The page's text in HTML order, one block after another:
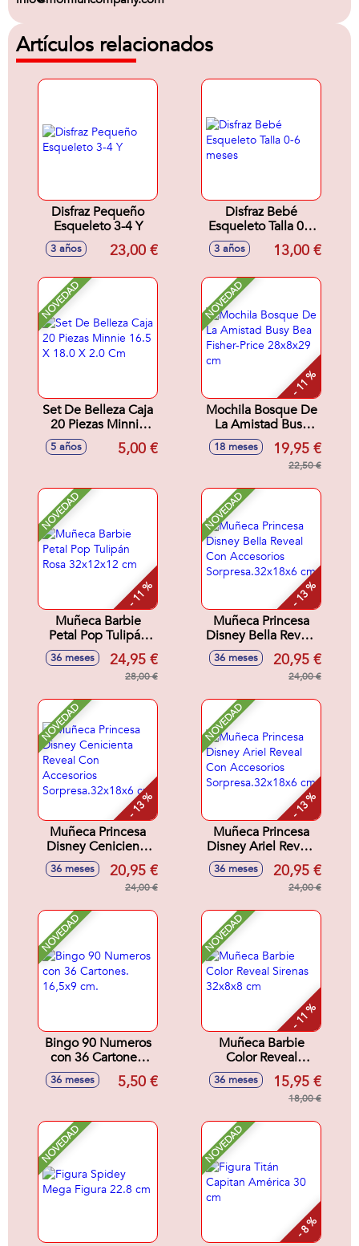
Artículos relacionados
Disfraz Pequeño
Esqueleto 3-4 Y
3 años 23,00 €
Disfraz Bebé
Esqueleto Talla 0-6
meses
3 años 13,00 €
NOVEDAD
Set De Belleza Caja
20 Piezas Minnie
16.5 X 18.0 X 2.0
5 años 5,00 €
NOVEDAD
- 11 %
Mochila Bosque De
La Amistad Busy
Bea Fisher-Price
28x8x29 cm
18 meses 19,95 €
22,50 €
NOVEDAD
- 11 %
Muñeca Barbie
Petal Pop Tulipán
Rosa 32x12x12 cm
36 meses 24,95 €
28,00 €
NOVEDAD
- 13 %
Muñeca Princesa
Disney Bella Reveal
Con Accesorios
Sorpresa.32x18x6
36 meses 20,95 €
24,00 €
NOVEDAD
- 13 %
Muñeca Princesa
Disney Cenicienta
Reveal Con
Accesorios
Sorpresa.32x18x6
36 meses 20,95 €
24,00 €
NOVEDAD
- 13 %
Muñeca Princesa
Disney Ariel Reveal
Con Accesorios
Sorpresa.32x18x6
36 meses 20,95 €
24,00 €
NOVEDAD
Bingo 90 Numeros
con 36 Cartones.
16,5x9 cm.
36 meses 5,50 €
NOVEDAD
- 11 %
Muñeca Barbie
Color Reveal
Sirenas 32x8x8 cm
36 meses 15,95 €
18,00 €
NOVEDAD NOVEDAD
- 8 %